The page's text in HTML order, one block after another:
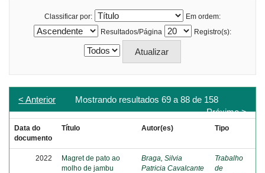
Classificar por:
Em ordem:
Resultados/Página
Registro(s):
Mostrando resultados 69 a 88 de 158
< Anterior
Próximo >
Data do
documento
Título Autor(es) Tipo
2022
Magret de pato ao
molho de jambu
Braga, Silvia
Patricia Cavalcante
Trabalho
de